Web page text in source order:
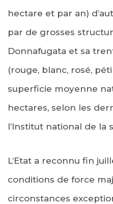
hectare et par an)
par de grosses
Donnafugata et sa
(rouge, blanc, rosé,
superficie moyenne
hectares, selon les
l’Institut national de la
L’Etat a reconnu fin
conditions de force
circonstances